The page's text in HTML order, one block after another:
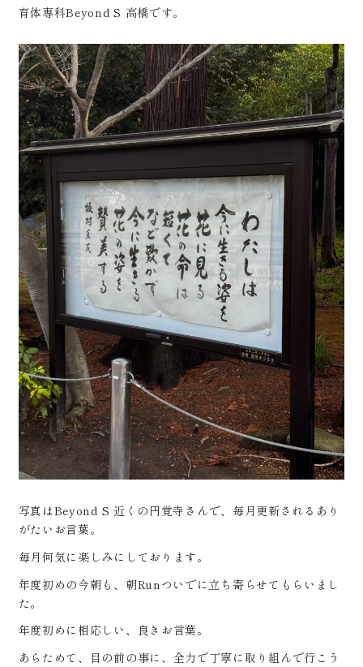
育体専科Beyond S 高橋です。
写真はBeyond S 近くの円覚寺さんで、毎月更新されるあり
がたいお言葉。
毎月何気に楽しみにしております。
年度初めの今朝も、朝Runついでに立ち寄らせてもらいまし
た。
年度初めに相応しい、良きお言葉。
あらためて、目の前の事に、全力で丁寧に取り組んで行こう